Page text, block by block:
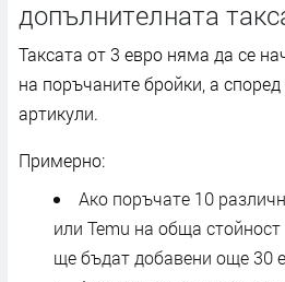
допълнителната
Таксата от 3 евро няма да се
на поръчаните бройки, а
артикули.
Примерно:
Ако поръчате 10
или Temu на обща
ще бъдат добавени още 30